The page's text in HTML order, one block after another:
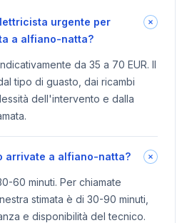
urgente per
a alfiano-natta?
da 35 a 70 EUR. Il
tipo di guasto, dai ricambi
dell'intervento e dalla
arrivate a alfiano-natta?
60 minuti. Per chiamate
stimata è di 30-90 minuti,
e disponibilità del tecnico.